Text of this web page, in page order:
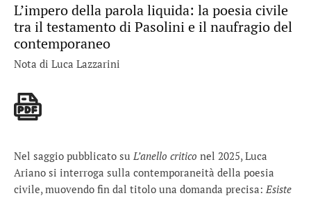
L’impero della parola liquida: la poesia civile
tra il testamento di Pasolini e il naufragio del
contemporaneo
Nota di Luca Lazzarini
Nel saggio pubblicato su L’anello critico nel 2025, Luca
Ariano si interroga sulla contemporaneità della poesia
civile, muovendo fin dal titolo una domanda precisa: Esiste